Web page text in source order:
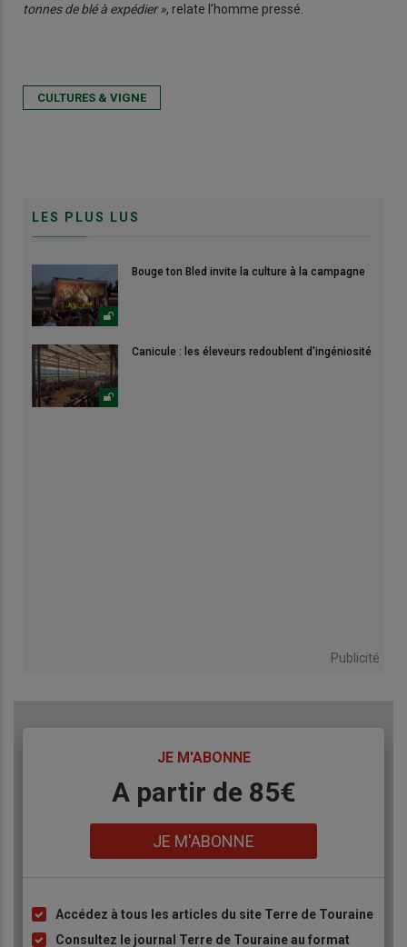
tonnes de blé à expédier », relate l’homme pressé.
CULTURES & VIGNE
LES PLUS LUS
Bouge ton Bled invite la culture à la campagne
Canicule : les éleveurs redoublent d'ingéniosité
Publicité
JE M'ABONNE
A partir de 85€
JE M'ABONNE
Liste
à
Accédez à tous les articles du site Terre de Touraine
Consultez le journal Terre de Touraine au format